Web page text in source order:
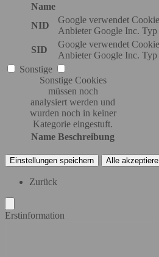
Name
NID
Google verwendet
Anbieter Google Inc. Typ
SID
Google verwendet
Anbieter Google Inc. Typ
Sonstige
Sonstige Cookies
müssen noch
analysiert werden und
wurden noch in keiner
Kategorie eingestuft.
Name Beschreibung
Einstellungen speichern Alle
Zurück
Erstinformation